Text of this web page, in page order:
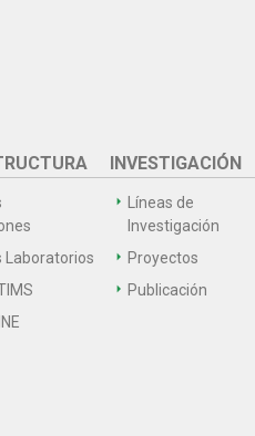
Laboratorios
INVESTIGACIÓN
Líneas de
Investigación
Proyectos
Publicación